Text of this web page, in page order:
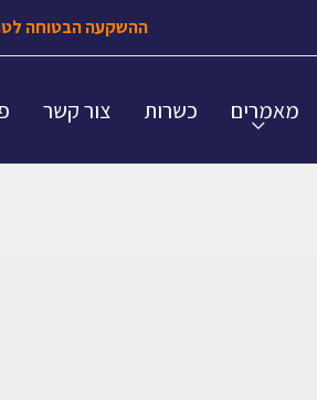
ההשקעה הבטוחה
מאמרים כשרות צור קשר